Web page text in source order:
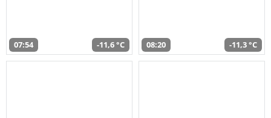
07:54 -11,6 °C 08:20 -11,3 °C